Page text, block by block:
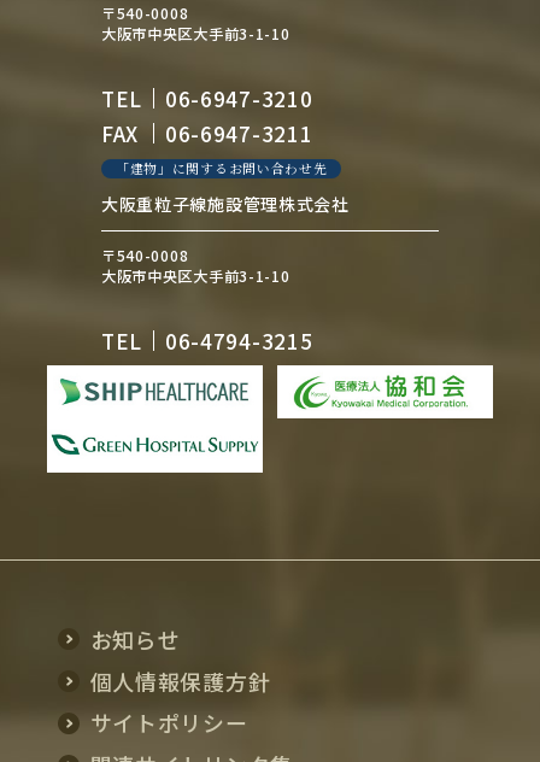
〒540-0008
大阪市中央区大手前3-1-10
TEL
06-6947-3210
FAX
06-6947-3211
「建物」に関するお問い合わせ先
大阪重粒子線施設管理株式会社
〒540-0008
大阪市中央区大手前3-1-10
TEL 06-4794-3215
お知らせ
個人情報保護方針
サイトポリシー